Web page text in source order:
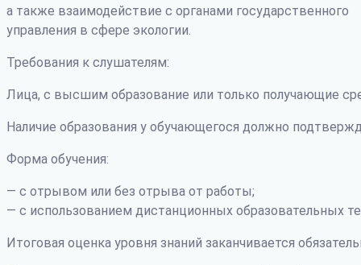
а также взаимодействие с органами государственного
управления в сфере экологии.
Требования к слушателям:
Лица, с высшим образование или только получающие
Наличие образования у обучающегося должно
Форма обучения:
— с отрывом или без отрыва от работы;
— с использованием дистанционных образовательных
Итоговая оценка уровня знаний заканчивается